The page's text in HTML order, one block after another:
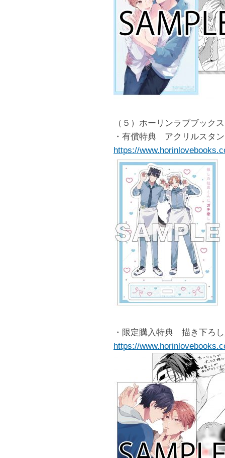
（５）ホーリンラブブックス
・有償特典 アクリルスタ
https://
・限定購入特典 描き下ろ
https://